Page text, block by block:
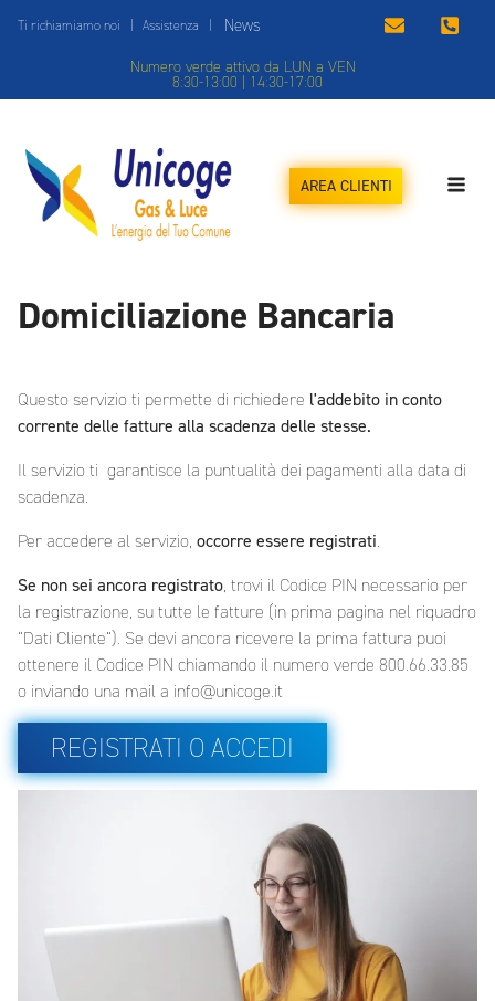
Ti richiamiamo noi | Assistenza | News
Numero verde attivo da LUN a VEN
8:30-13:00 | 14:30-17:00
AREA CLIENTI
Domiciliazione Bancaria
Questo servizio ti permette di richiedere l'addebito in conto
corrente delle fatture alla scadenza delle stesse.
Il servizio ti garantisce la puntualità dei pagamenti alla data di
scadenza.
Per accedere al servizio, occorre essere registrati.
Se non sei ancora registrato, trovi il Codice PIN necessario per
la registrazione, su tutte le fatture (in prima pagina nel riquadro
“Dati Cliente”). Se devi ancora ricevere la prima fattura puoi
ottenere il Codice PIN chiamando il numero verde 800.66.33.85
o inviando una mail a info@unicoge.it
REGISTRATI O ACCEDI